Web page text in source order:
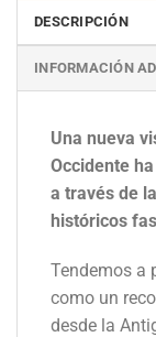
DESCRIPCIÓN
INFORMACIÓN
Una nueva
Occidente
a través de
históricos
Tendemos a
como un
desde la